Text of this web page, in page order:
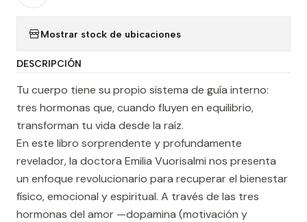
Mostrar stock de ubicaciones
DESCRIPCIÓN
Tu cuerpo tiene su propio sistema de guía interno:
tres hormonas que, cuando fluyen en equilibrio,
transforman tu vida desde la raíz.
En este libro sorprendente y profundamente
revelador, la doctora Emilia Vuorisalmi nos presenta
un enfoque revolucionario para recuperar el bienestar
físico, emocional y espiritual. A través de las tres
hormonas del amor —dopamina (motivación y